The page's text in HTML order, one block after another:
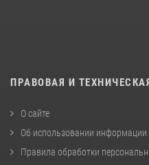
ПРАВОВАЯ И
О сайте
Об использовании информации
Правила обработки